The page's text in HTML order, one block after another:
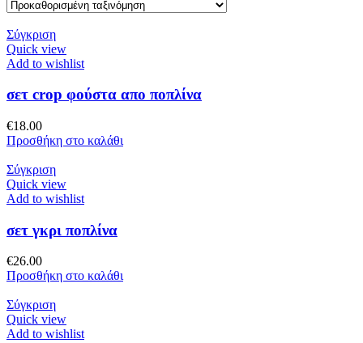
Σύγκριση
Quick view
Add to wishlist
σετ crop φούστα απο ποπλίνα
€18.00
Προσθήκη στο καλάθι
Σύγκριση
Quick view
Add to wishlist
σετ γκρι ποπλίνα
€26.00
Προσθήκη στο καλάθι
Σύγκριση
Quick view
Add to wishlist